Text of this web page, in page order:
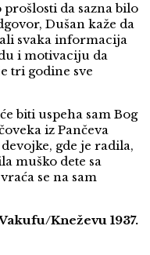
da sazna bilo
Dušan kaže da
svaka informacija
i motivaciju da
tri godine sve
biti uspeha sam Bog
iz Pančeva
gde je radila,
muško dete sa
se na sam
Kneževu 1937.